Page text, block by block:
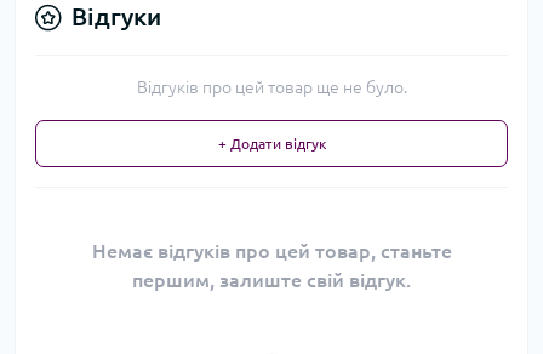
Відгуки
Відгуків про цей товар ще не було.
+ Додати відгук
Немає відгуків про цей товар, станьте
першим, залиште свій відгук.